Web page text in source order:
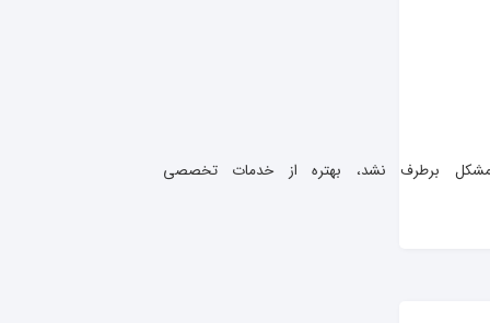
رو هم از پشت دستگاه جدا کنید و مطمئن بشید داخلش گرفتگی نداره.👨‍🔧 اگر با این بررسی‌ها مشکل برطرف نشد، بهتره از خدمات تخصصی